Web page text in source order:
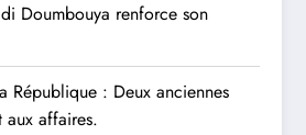
Doumbouya renforce son
République : Deux anciennes
aux affaires.